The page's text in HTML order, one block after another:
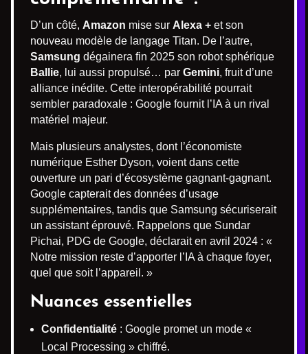
D’un côté, Amazon mise sur Alexa + et son
nouveau modèle de langage Titan. De l’autre,
Samsung dégainera fin 2025 son robot sphérique
Ballie, lui aussi propulsé… par Gemini, fruit d’une
alliance inédite. Cette interopérabilité pourrait
sembler paradoxale : Google fournit l’IA à un rival
matériel majeur.
Mais plusieurs analystes, dont l’économiste
numérique Esther Dyson, voient dans cette
ouverture un pari d’écosystème gagnant-gagnant.
Google capterait des données d’usage
supplémentaires, tandis que Samsung sécuriserait
un assistant éprouvé. Rappelons que Sundar
Pichai, PDG de Google, déclarait en avril 2024 : «
Notre mission reste d’apporter l’IA à chaque foyer,
quel que soit l’appareil. »
Nuances essentielles
Confidentialité : Google promet un mode «
Local Processing » chiffré.